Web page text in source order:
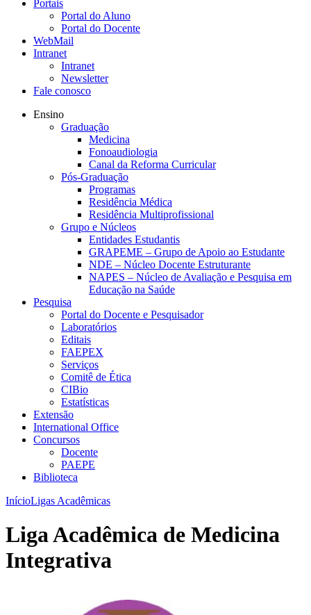
Portais
Portal do Aluno
Portal do Docente
WebMail
Intranet
Intranet
Newsletter
Fale conosco
Ensino
Graduação
Medicina
Fonoaudiologia
Canal da Reforma Curricular
Pós-Graduação
Programas
Residência Médica
Residência Multiprofissional
Grupo e Núcleos
Entidades Estudantis
GRAPEME – Grupo de Apoio ao Estudante
NDE – Núcleo Docente Estruturante
NAPES – Núcleo de Avaliação e Pesquisa em
Educação na Saúde
Pesquisa
Portal do Docente e Pesquisador
Laboratórios
Editais
FAEPEX
Serviços
Comitê de Ética
CIBio
Estatísticas
Extensão
International Office
Concursos
Docente
PAEPE
Biblioteca
InícioLigas Acadêmicas
Liga Acadêmica de Medicina
Integrativa